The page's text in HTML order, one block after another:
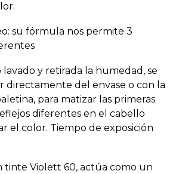
su fórmula nos permite 3
lavado y retirada la humedad, se
directamente del envase o con la
para matizar las primeras
diferentes en el cabello
el color. Tiempo de exposición
tinte Violett 60, actúa como un